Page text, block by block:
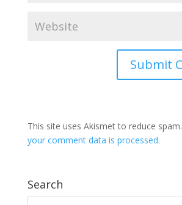
This site uses Akismet to reduce spam.
your comment data is processed.
Search